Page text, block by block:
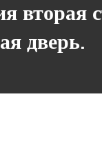
вторая
дверь.